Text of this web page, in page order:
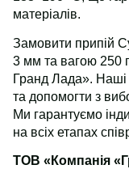
матеріалів.
Замовити припій
3 мм та вагою 250
Гранд Лада». Наші
та допомогти з
Ми гарантуємо
на всіх етапах
ТОВ «Компанія